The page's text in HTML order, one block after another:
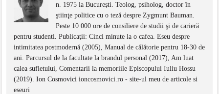
n. 1975 la Bucureşti. Teolog, psiholog, doctor în
ştiinţe politice cu o teză despre Zygmunt Bauman.
Peste 10 000 ore de consiliere de studii şi de carieră
pentru studenti. Publicaţii: Cinci minute la o cafea. Eseu despre
intimitatea postmodernă (2005), Manual de călătorie pentru 18-30 de
ani. Parcursul de la facultate la brandul personal (2017), Am luat
calea sufletului, Comentarii la memoriile Episcopului Iuliu Hossu
(2019). Ion Cosmovici ioncosmovici.ro - site-ul meu de articole si
eseuri